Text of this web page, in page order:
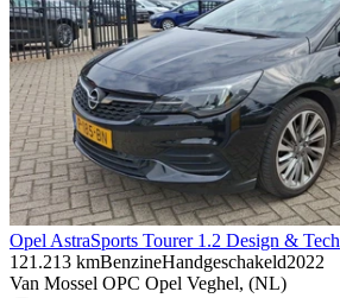
Opel AstraSports Tourer 1.2 Design & Tech
121.213 kmBenzineHandgeschakeld2022
Van Mossel OPC Opel Veghel, (NL)